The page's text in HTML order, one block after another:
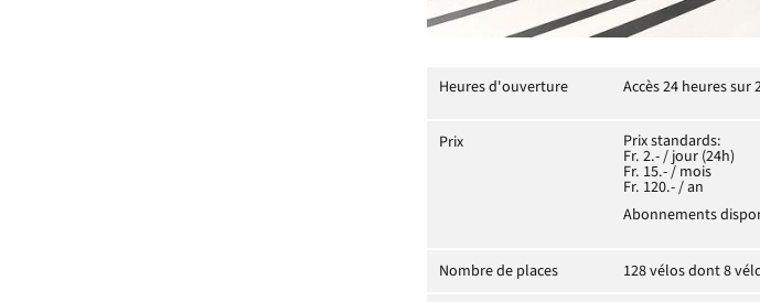
Heures d'ouverture Accès 24 heures sur
Prix Prix standards:
Fr. 2.- / jour (24h)
Fr. 15.- / mois
Fr. 120.- / an
Abonnements
Nombre de places
128 vélos dont 8